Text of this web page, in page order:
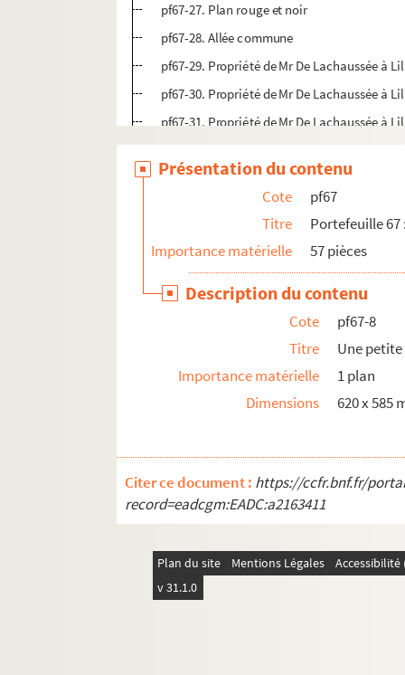
pf67-27. Plan rouge et noir
pf67-28. Allée commune
pf67-29. Propriété de Mr De Lachaussée à
pf67-30. Propriété de Mr De Lachaussée à
pf67-31. Propriété de Mr De Lachaussée à
pf67-32. Propriété de Mr De Lachaussée à
pf67-33. Propriété de Mr De Lachaussée à
pf67-34. Propriété de Mr De Lachaussée
pf67-35. Propriété de Mr De Lachaussée
pf67-36. Propriété de Mr De Lachaussée à
pf67-37. Cité Saint Vincent de Paul
pf67-38. Cité Saint Vincent de Paul, coupe
pf67-39. Cité Saint Vincent de Paul, plan
pf67-40. Cité Saint Vincent de Paul, plan
pf67-41. Plan du 1er étage de 2 maisons à
pf67-43. Façade projetée du quartier
pf67-44. La maison de Mme de Ronquier
pf67-45. Notre dame la neuve abbielle à
pf67-47. Chapitre, Notre Dame d’Abbielle
pf67-48. Chapitre, organisation des
Présentation du contenu
Cote
pf67
Titre
Portefeuille 67
Importance matérielle
57 pièces
Description du contenu
Cote
pf67-8
Titre
Une
Importance matérielle
1 plan
Dimensions
620 x 585
Citer ce document : https://ccfr.bnf.fr/
record=eadcgm:EADC:a2163411
Plan du site Mentions Légales
v 31.1.0